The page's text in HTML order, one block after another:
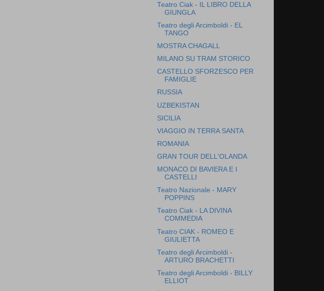
Teatro Ciak - IL LIBRO DELLA
GIUNGLA
Teatro degli Arcimboldi - EL
TANGO
MOSTRA CHAGALL
MILANO SU TRAM STORICO
CASTELLO SFORZESCO PER
FAMIGLIE
RUSSIA
UZBEKISTAN
SICILIA
VIAGGIO IN TERRA SANTA
ROMANIA
GRAN TOUR DELL'OLANDA
MONACO DI BAVIERA E I
CASTELLI
Teatro Nazionale - MARY
POPPINS
Teatro Ciak - LA DIVINA
COMMEDIA
Teatro CIAK - ROMEO E
GIULIETTA
Teatro degli Arcimboldi -
ARTURO BRACHETTI
Teatro degli Arcimboldi - BILLY
ELLIOT